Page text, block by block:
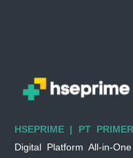
HSEPRIME | PT
Digital Platform All-in-